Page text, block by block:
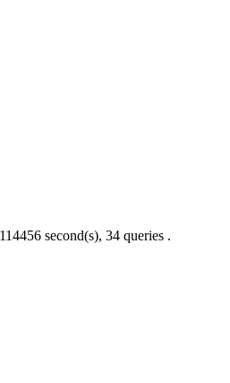
second(s), 34 queries .